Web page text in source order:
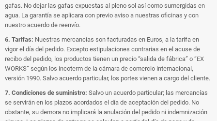
gafas. No dejar las gafas expuestas al pleno sol así como sumergidas en
agua. La garantía se aplicara con previo aviso a nuestras oficinas y con
nuestro acuerdo de reenvío.
6. Tarifas: Nuestras mercancías son facturadas en Euros, a la tarifa en
vigor el día del pedido. Excepto estipulaciones contrarias en el acuse de
recibo del pedido, los productos tienen un precio “salida de fábrica” o “EX
WORKS” según los incoterm de la cámara de comercio internacional,
versión 1990. Salvo acuerdo particular, los portes vienen a cargo del cliente.
7. Condiciones de suministro: Salvo un acuerdo particular; las mercancías
se servirán en los plazos acordados el día de aceptación del pedido. No
obstante, su demora no implicará la anulación del pedido ni indemnización